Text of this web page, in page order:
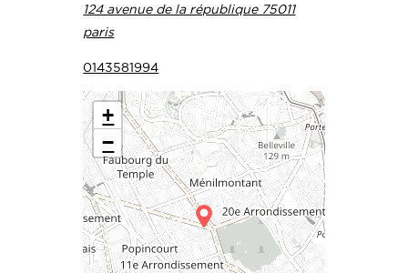
124 avenue de la république 75011
paris
0143581994
+
−